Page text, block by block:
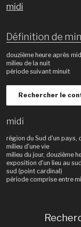
midi
Définition de
douzième heure après
milieu de la nuit
période suivant minuit
Rechercher le
midi
région du Sud d'un pays,
milieu d'une vie
milieu du jour, douzième
exposition d'un lieu au sud
sud (point cardinal)
période comprise entre